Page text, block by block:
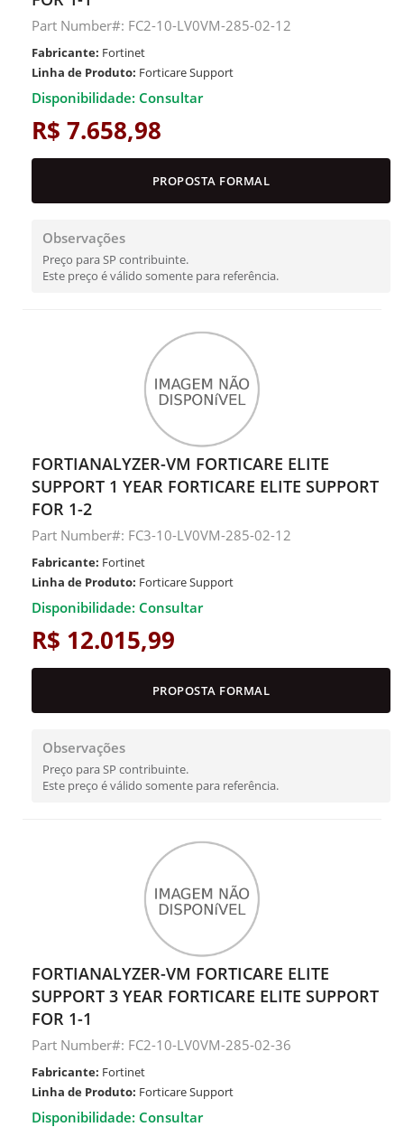
Part Number#: FC2-10-LV0VM-285-02-12
Fabricante: Fortinet
Linha de Produto: Forticare Support
Disponibilidade: Consultar
R$ 7.658,98
PROPOSTA FORMAL
Observações
Preço para SP contribuinte.
Este preço é válido somente para referência.
FORTIANALYZER-VM FORTICARE ELITE
SUPPORT 1 YEAR FORTICARE ELITE SUPPORT
FOR 1-2
Part Number#: FC3-10-LV0VM-285-02-12
Fabricante: Fortinet
Linha de Produto: Forticare Support
Disponibilidade: Consultar
R$ 12.015,99
PROPOSTA FORMAL
Observações
Preço para SP contribuinte.
Este preço é válido somente para referência.
FORTIANALYZER-VM FORTICARE ELITE
SUPPORT 3 YEAR FORTICARE ELITE SUPPORT
FOR 1-1
Part Number#: FC2-10-LV0VM-285-02-36
Fabricante: Fortinet
Linha de Produto: Forticare Support
Disponibilidade: Consultar